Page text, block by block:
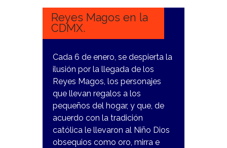
Reyes Magos en la
CDMX.
Cada 6 de enero, se despierta la
ilusión por la llegada de los
Reyes Magos, los personajes
que llevan regalos a los
pequeños del hogar, y que, de
acuerdo con la tradición
católica le llevaron al Niño Dios
obsequios como oro, mirra e